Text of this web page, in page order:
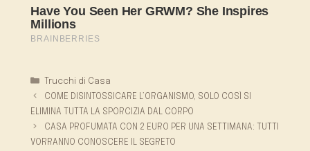
Categorie
Trucchi di Casa
COME DISINTOSSICARE L’ORGANISMO, SOLO COSÌ SI
ELIMINA TUTTA LA SPORCIZIA DAL CORPO
CASA PROFUMATA CON 2 EURO PER UNA SETTIMANA: TUTTI
VORRANNO CONOSCERE IL SEGRETO